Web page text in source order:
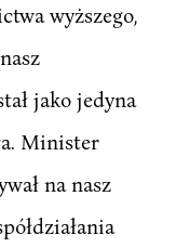
wyższego,
jako jedyna
Minister
na nasz